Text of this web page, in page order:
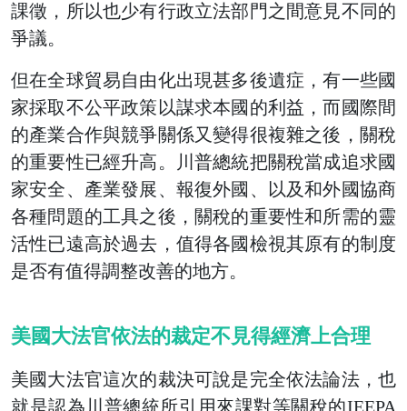
課徵，所以也少有行政立法部門之間意見不同的
爭議。
但在全球貿易自由化出現甚多後遺症，有一些國
家採取不公平政策以謀求本國的利益，而國際間
的產業合作與競爭關係又變得很複雜之後，關稅
的重要性已經升高。川普總統把關稅當成追求國
家安全、產業發展、報復外國、以及和外國協商
各種問題的工具之後，關稅的重要性和所需的靈
活性已遠高於過去，值得各國檢視其原有的制度
是否有值得調整改善的地方。
美國大法官依法的裁定不見得經濟上合理
美國大法官這次的裁決可說是完全依法論法，也
就是認為川普總統所引用來課對等關稅的IEEPA